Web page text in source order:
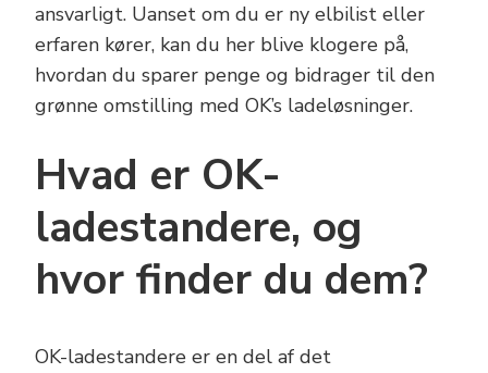
ansvarligt. Uanset om du er ny elbilist eller
erfaren kører, kan du her blive klogere på,
hvordan du sparer penge og bidrager til den
grønne omstilling med OK’s ladeløsninger.
Hvad er OK-
ladestandere, og
hvor finder du dem?
OK-ladestandere er en del af det